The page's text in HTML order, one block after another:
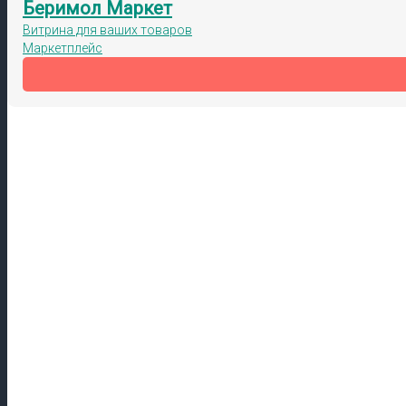
Беримол Маркет
Витрина для ваших товаров
Маркетплейс